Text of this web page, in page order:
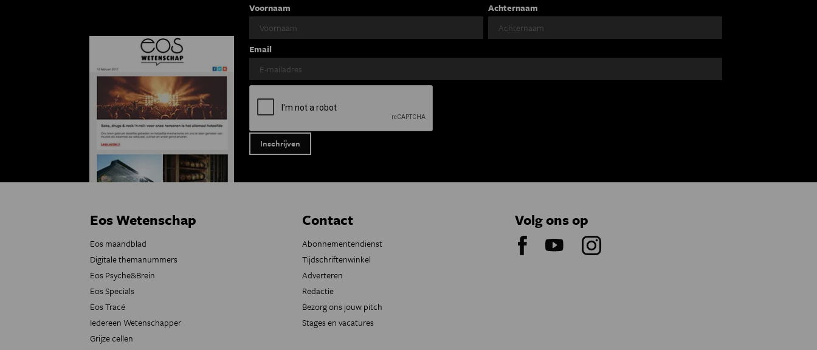
Voornaam Achternaam
Email
Eos Wetenschap
Eos maandblad
Digitale themanummers
Eos Psyche&Brein
Eos Specials
Eos Tracé
Iedereen Wetenschapper
Grijze cellen
Contact
Abonnementendienst
Tijdschriftenwinkel
Adverteren
Redactie
Bezorg ons jouw pitch
Stages en vacatures
Volg ons op